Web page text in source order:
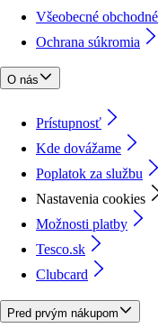
Všeobecné
Ochrana súkromia
O nás
Prístupnosť
Kde dovážame
Poplatok za službu
Nastavenia cookies
Možnosti platby
Tesco.sk
Clubcard
Pred prvým nákupom